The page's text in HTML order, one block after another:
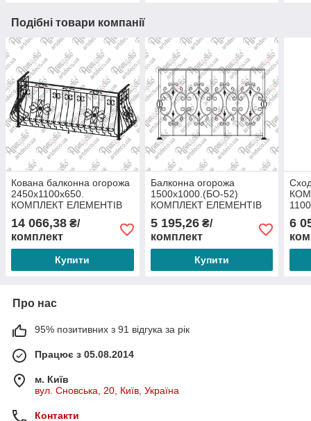
Подібні товари компанії
Кована балконна огорожа
2450х1100х650.
КОМПЛЕКТ ЕЛЕМЕНТІВ
14 066,38 ₴/
комплект
Купити
Балконна огорожа
1500х1000.(БО-52)
КОМПЛЕКТ ЕЛЕМЕНТІВ
5 195,26₴/
комплект
Купити
6
Про нас
95% позитивних з 91 відгука за рік
Працює з 05.08.2014
м. Київ
вул. Сновська, 20, Київ, Україна
Контакти